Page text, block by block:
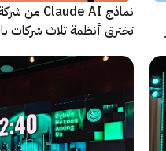
تخترق أنظمة ثلاث شركات